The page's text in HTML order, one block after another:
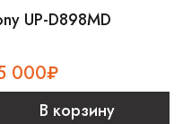
UP-D898MD
000₽
В корзину